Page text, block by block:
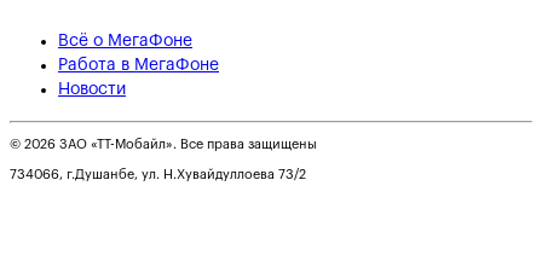
Всё о МегаФоне
Работа в МегаФоне
Новости
© 2026 ЗАО «ТТ-Мобайл». Все права защищены
734066, г.Душанбе, ул. Н.Хувайдуллоева 73/2